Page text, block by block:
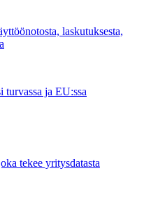
laskutuksesta,
turvassa ja EU:ssa
tekee yritysdatasta